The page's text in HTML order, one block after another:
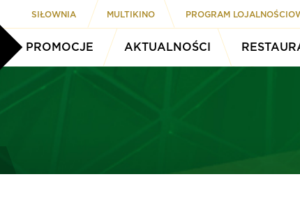
SIŁOWNIA MULTIKINO PROGRAM
PROMOCJE AKTUALNOŚCI